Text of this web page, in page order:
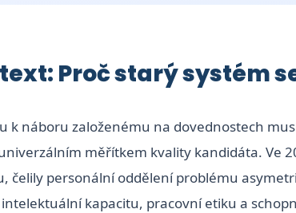
Proč starý systém
k náboru založenému na dovednostech
měřítkem kvality kandidáta. Ve
čelily personální oddělení problému
kapacitu, pracovní etiku a